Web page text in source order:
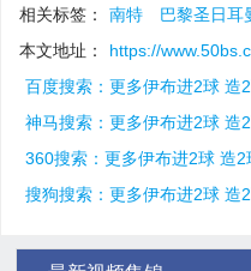
相关标签：
南特 巴黎圣日耳
本文地址：
https://
百度搜索：更多伊布进2球 造
神马搜索：更多伊布进2球 造
360搜索：更多伊布进2球 造
搜狗搜索：更多伊布进2球 造